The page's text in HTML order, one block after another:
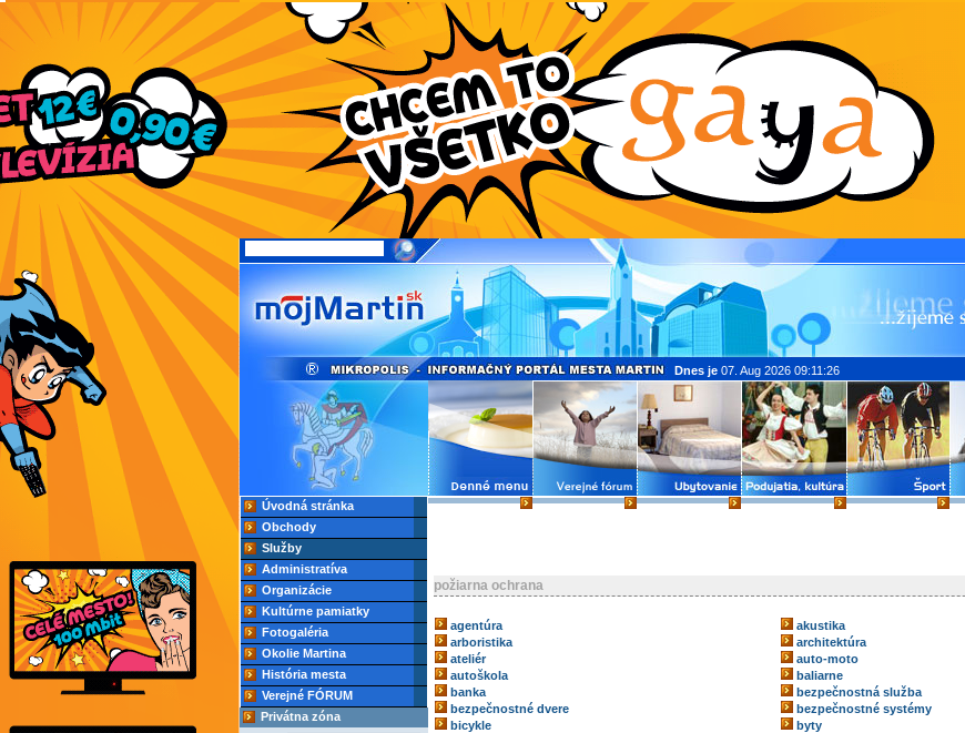
Úvodná stránka
Obchody
Služby
Administratíva
Organizácie
Kultúrne pamiatky
Fotogaléria
Okolie Martina
História mesta
Verejné FÓRUM
Privátna zóna
Dnes je 07. Aug 2026 09:11:26
požiarna ochrana
agentúra
akustika
arboristika
architektúra
ateliér
auto-moto
autoškola
baliarne
banka
bezpečnostná služba
bezpečnostné dvere
bezpečnostné systémy
bicykle
byty